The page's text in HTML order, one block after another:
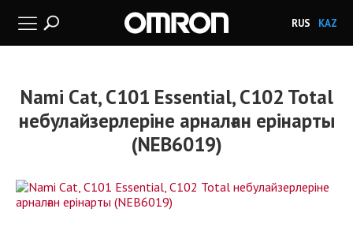
RUS KAZ
Nami Cat, C101 Essential, C102 Total
небулайзерлеріне арналған ерінарты
(NEB6019)